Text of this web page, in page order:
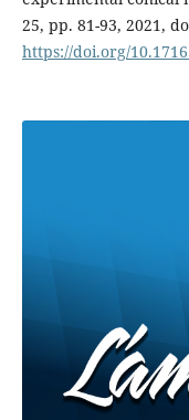
25, pp. 81-93, 2021,
https://doi.org/